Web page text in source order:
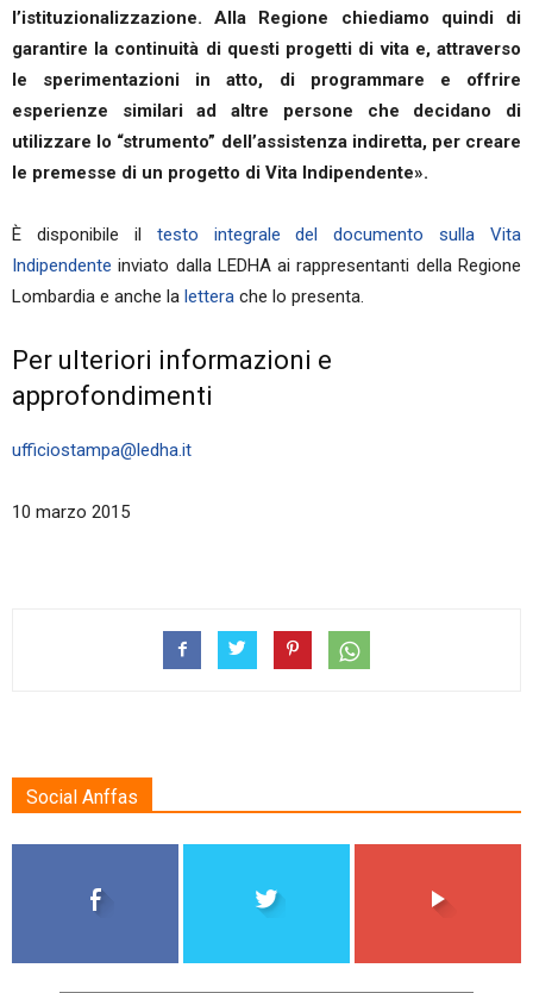
l’istituzionalizzazione. Alla Regione chiediamo quindi di
garantire la continuità di questi progetti di vita e, attraverso
le sperimentazioni in atto, di programmare e offrire
esperienze similari ad altre persone che decidano di
utilizzare lo “strumento” dell’assistenza indiretta, per creare
le premesse di un progetto di Vita Indipendente».
È disponibile il testo integrale del documento sulla Vita
Indipendente inviato dalla LEDHA ai rappresentanti della Regione
Lombardia e anche la lettera che lo presenta.
Per ulteriori informazioni e
approfondimenti
ufficiostampa@ledha.it
10 marzo 2015
Social Anffas